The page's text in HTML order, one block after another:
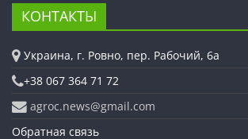
КОНТАКТЫ
Украина, г. Ровно, пер. Рабочий, 6а
+38 067 364 71 72
agroc.news@gmail.com
Обратная связь